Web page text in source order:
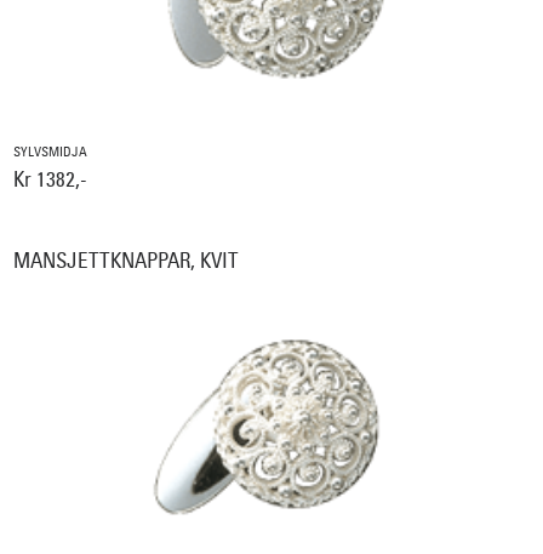
SYLVSMIDJA
Kr 1382,-
MANSJETTKNAPPAR, KVIT